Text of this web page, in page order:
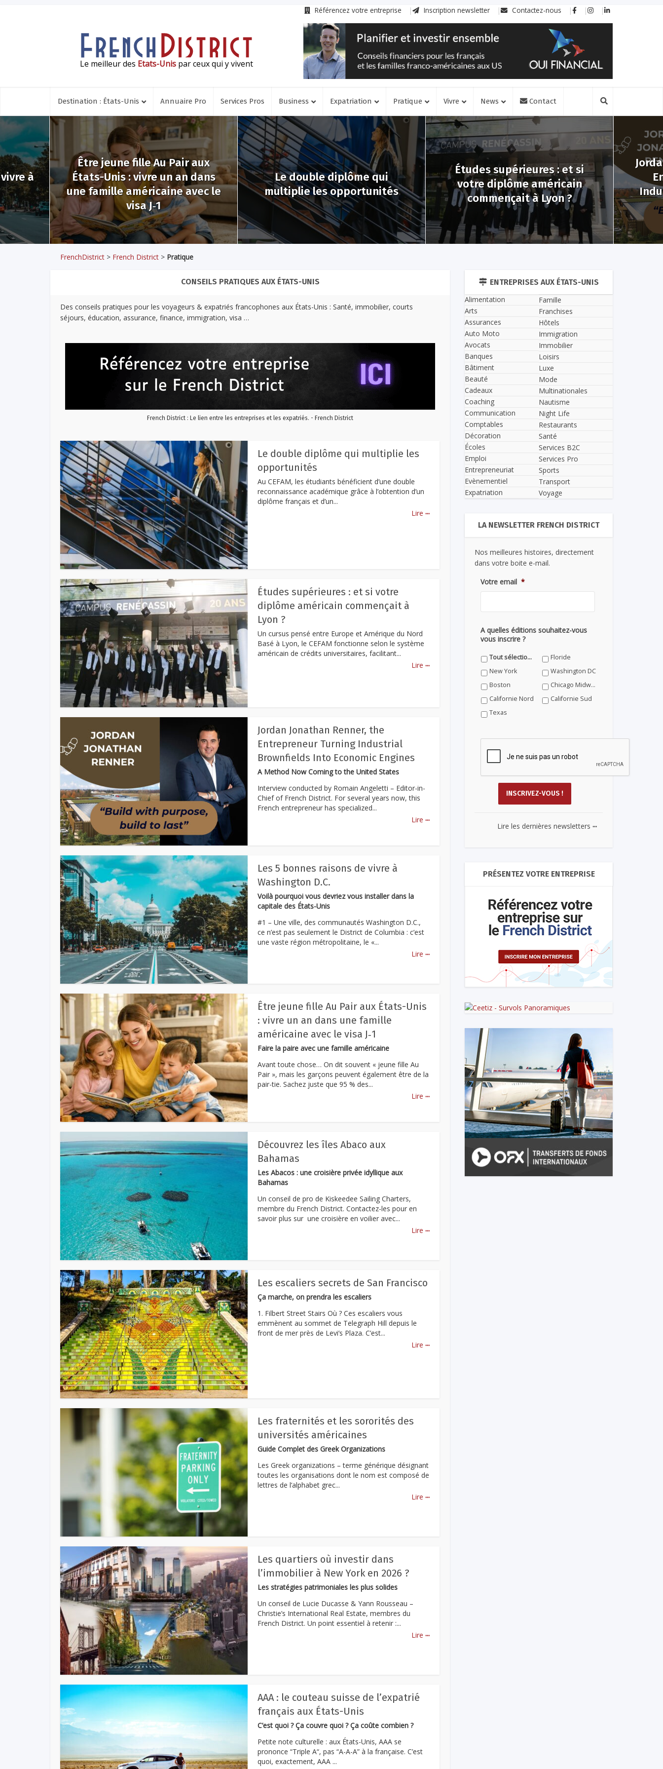
Référencez votre entreprise Inscription newsletter Contactez-nous
Le meilleur des Etats-Unis par ceux qui y vivent
Destination : États-Unis Annuaire Pro Services Pros Business Expatriation Pratique Vivre News Contact
à
Être jeune fille Au Pair aux
États-Unis : vivre un an dans
une famille américaine avec le
visa J‑1
Le double diplôme qui
multiplie les opportunités
Études supérieures : et si
votre diplôme américain
commençait à Lyon ?
FrenchDistrict > French District > Pratique
CONSEILS PRATIQUES AUX ÉTATS-UNIS
Des conseils pratiques pour les voyageurs & expatriés francophones aux États-Unis : Santé, immobilier, courts
séjours, éducation, assurance, finance, immigration, visa …
French District : Le lien entre les entreprises et les expatriés. - French District
Le double diplôme qui multiplie les
opportunités
Au CEFAM, les étudiants bénéficient d’une double
reconnaissance académique grâce à l’obtention d’un
diplôme français et d’un...
Lire ...
Études supérieures : et si votre
diplôme américain commençait à
Lyon ?
Un cursus pensé entre Europe et Amérique du Nord
Basé à Lyon, le CEFAM fonctionne selon le système
américain de crédits universitaires, facilitant...
Lire ...
Jordan Jonathan Renner, the
Entrepreneur Turning Industrial
Brownfields Into Economic Engines
A Method Now Coming to the United States
Interview conducted by Romain Angeletti – Editor-in-
Chief of French District. For several years now, this
French entrepreneur has specialized...
Lire ...
Les 5 bonnes raisons de vivre à
Washington D.C.
Voilà pourquoi vous devriez vous installer dans la
capitale des États-Unis
#1 – Une ville, des communautés Washington D.C.,
ce n’est pas seulement le District de Columbia : c’est
une vaste région métropolitaine, le «...
Lire ...
Être jeune fille Au Pair aux États-Unis
: vivre un an dans une famille
américaine avec le visa J‑1
Faire la paire avec une famille américaine
Avant toute chose… On dit souvent « jeune fille Au
Pair », mais les garçons peuvent également être de la
pair-tie. Sachez juste que 95 % des...
Lire ...
Découvrez les îles Abaco aux
Bahamas
Les Abacos : une croisière privée idyllique aux
Bahamas
Un conseil de pro de Kiskeedee Sailing Charters,
membre du French District. Contactez-les pour en
savoir plus sur une croisière en voilier avec...
Lire ...
Les escaliers secrets de San Francisco
Ça marche, on prendra les escaliers
1. Filbert Street Stairs Où ? Ces escaliers vous
emmènent au sommet de Telegraph Hill depuis le
front de mer près de Levi’s Plaza. C’est...
Lire ...
Les fraternités et les sororités des
universités américaines
Guide Complet des Greek Organizations
Les Greek organizations – terme générique désignant
toutes les organisations dont le nom est composé de
lettres de l’alphabet grec...
Lire ...
Les quartiers où investir dans
l’immobilier à New York en 2026 ?
Les stratégies patrimoniales les plus solides
Un conseil de Lucie Ducasse & Yann Rousseau –
Christie’s International Real Estate, membres du
French District. Un point essentiel à retenir :...
Lire ...
AAA : le couteau suisse de l’expatrié
français aux États-Unis
C’est quoi ? Ça couvre quoi ? Ça coûte combien ?
Petite note culturelle : aux États-Unis, AAA se
prononce “Triple A“, pas “A-A-A” à la française. C’est
quoi, exactement, AAA ...
ENTREPRISES AUX ÉTATS-UNIS
Alimentation
Arts
Assurances
Auto Moto
Avocats
Banques
Bâtiment
Beauté
Cadeaux
Coaching
Communication
Comptables
Décoration
Écoles
Emploi
Entrepreneuriat
Evènementiel
Expatriation
Famille
Franchises
Hôtels
Immigration
Immobilier
Loisirs
Luxe
Mode
Multinationales
Nautisme
Night Life
Restaurants
Santé
Services B2C
Services Pro
Sports
Transport
Voyage
LA NEWSLETTER FRENCH DISTRICT
Nos meilleures histoires, directement
dans votre boite e-mail.
Votre email *
A quelles éditions souhaitez-vous
vous inscrire ?
Tout sélectionner
Floride
New York
Washington DC
Boston
Chicago Midwest
Californie Nord
Californie Sud
Texas
Lire les dernières newsletters ...
PRÉSENTEZ VOTRE ENTREPRISE